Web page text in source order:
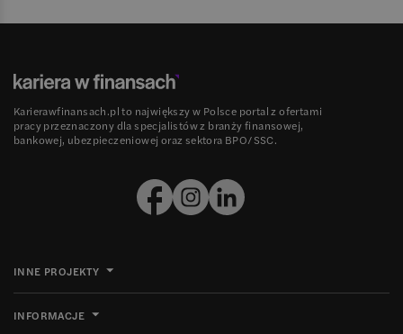
Karierawfinansach.pl to największy w Polsce portal z ofertami
pracy przeznaczony dla specjalistów z branży finansowej,
bankowej, ubezpieczeniowej oraz sektora BPO/SSC.
INNE PROJEKTY
INFORMACJE